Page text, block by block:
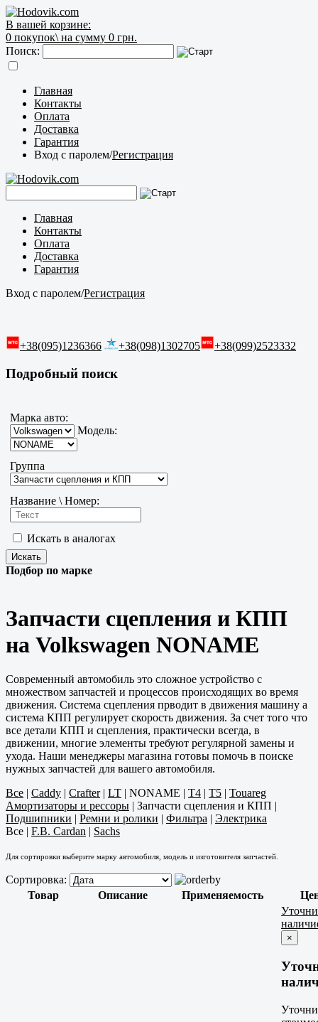
В вашей корзине:
0 покупок\ на сумму 0 грн.
Поиск:
Главная
Контакты
Оплата
Доставка
Гарантия
Вход с паролем/Регистрация
Главная
Контакты
Оплата
Доставка
Гарантия
Вход с паролем/Регистрация
+38(095)1236366 +38(098)1302705 +38(099)2523332
Подробный поиск
Марка авто:
Модель:
Группа
Название \ Номер:
Искать в аналогах
Подбор по марке
Запчасти сцепления и КПП
на Volkswagen NONAME
Современный автомобиль это сложное устройство с
множеством запчастей и процессов происходящих во время
движения. Система сцепления прводит в движения машину а
система КПП регулирует скорость движения. За счет того что
все детали КПП и сцепления, практически всегда, в
движении, многие элементы требуют регулярной замены и
ухода. Наши менеджеры магазина готовы помочь в поиске
нужных запчастей для вашего автомобиля.
Все | Caddy | Crafter| LT | NONAME | T4 | T5 | Touareg
Амортизаторы и рессоры | Запчасти сцепления и КПП |
Подшипники | Ремни и ролики | Фильтра | Электрика
Все | F.B. Cardan | Sachs
Для сортировки выберите марку автомобиля, модель и изготовителя запчастей.
Сортировка:
Товар
Описание Применяемость
×